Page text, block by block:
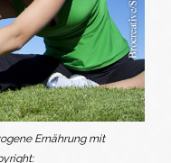
Ernährung mit